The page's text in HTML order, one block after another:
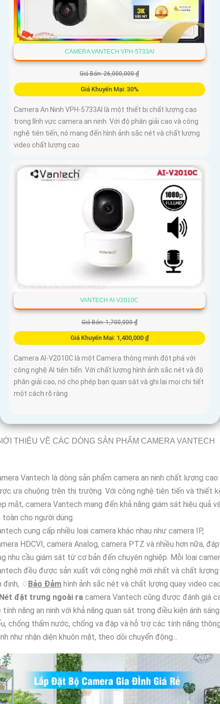
CAMERA VANTECH VPH-5733AI
Giá Bán: 26,000,000 ₫
Giá Khuyến Mại: 30%
Camera An Ninh VPH-5733AI là một thiết bị chất lượng cao
trong lĩnh vực camera an ninh. Với độ phân giải cao và công
nghệ tiên tiến, nó mang đến hình ảnh sắc nét và chất lượng
video chất lượng cao
VANTECH AI-V2010C
Giá Bán: 1,700,000 ₫
Giá Khuyến Mại: 1,400,000 ₫
Camera AI-V2010C là một Camera thông minh đột phá với
công nghệ AI tiên tiến. Với chất lượng hình ảnh sắc nét và độ
phân giải cao, nó cho phép bạn quan sát và ghi lại mọi chi tiết
một cách rõ ràng
THIỆU VỀ CÁC DÒNG SẢN PHẨM CAMERA VANTECH
Vantech là dòng sản phẩm camera an ninh chất lượng cao
ưa chuộng trên thị trường. Với công nghệ tiên tiến và thiết
mắt, camera Vantech mang đến khả năng giám sát hiệu quả
toàn cho người dùng.
cung cấp nhiều loại camera khác nhau như camera IP,
HDCVI, camera Analog, camera PTZ và nhiều hơn nữa, đáp
nhu cầu giám sát từ cơ bản đến chuyên nghiệp. Mỗi loại
đều được sản xuất với công nghệ mới nhất và chất lượng
định, ♢Bảo Đảm hình ảnh sắc nét và chất lượng quay video
đặt trưng ngoài ra camera Vantech cũng được đánh giá
tính năng an ninh với khả năng quan sát trong điều kiện ánh sáng
chống thấm nước, chống va đập và hỗ trợ các tính năng
như nhận diện khuôn mặt, theo dõi chuyển động...